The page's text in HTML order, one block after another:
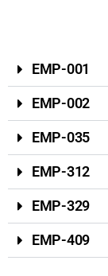
EMP-001
EMP-002
EMP-035
EMP-312
EMP-329
EMP-409